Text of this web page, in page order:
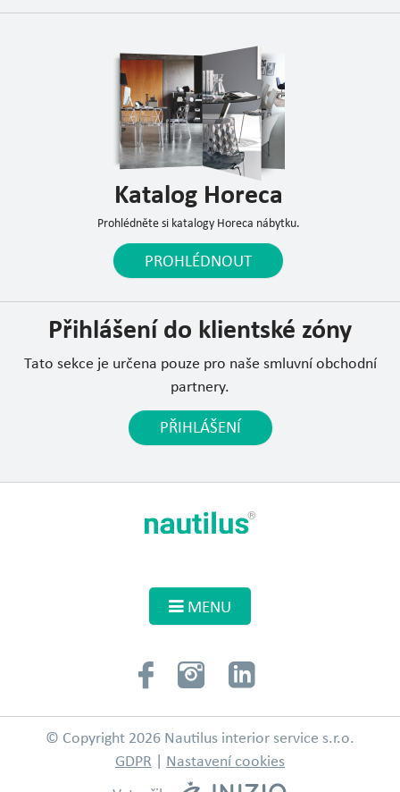
Katalog Horeca
Prohlédněte si katalogy Horeca nábytku.
PROHLÉDNOUT
Přihlášení do klientské zóny
Tato sekce je určena pouze pro naše smluvní obchodní
partnery.
PŘIHLÁŠENÍ
MENU
© Copyright 2026 Nautilus interior service s.r.o.
GDPR
Nastavení cookies